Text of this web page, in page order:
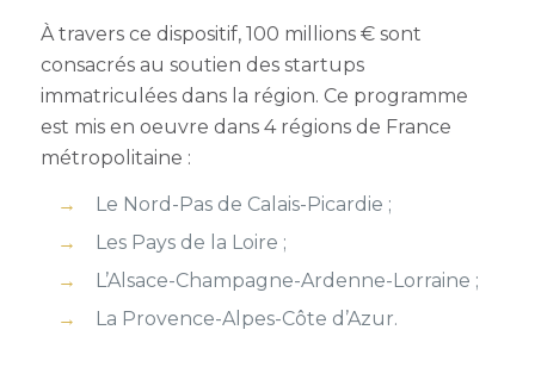
À travers ce dispositif, 100 millions € sont
consacrés au soutien des startups
immatriculées dans la région. Ce programme
est mis en oeuvre dans 4 régions de France
métropolitaine :
Le Nord-Pas de Calais-Picardie ;
Les Pays de la Loire ;
L’Alsace-Champagne-Ardenne-Lorraine ;
La Provence-Alpes-Côte d’Azur.